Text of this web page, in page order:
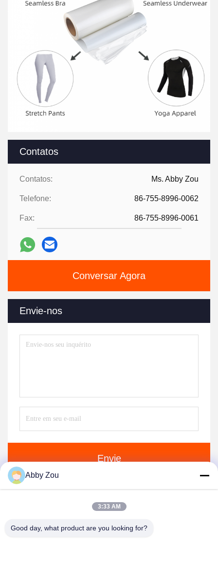
Contatos
Contatos: Ms. Abby Zou
Telefone: 86-755-8996-0062
Fax: 86-755-8996-0061
Conversar Agora
Envie-nos
Envie
Shenzhen Tunsing Plastic Products Co., Ltd.
Abby Zou
3:33 AM
Good day, what product are you looking for?